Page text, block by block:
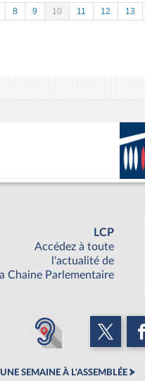
8 9 10 11 12 13
LCP
Accédez à toute
l'actualité de
la Chaine Parlementaire
UNE SEMAINE À L'ASSEMBLÉE